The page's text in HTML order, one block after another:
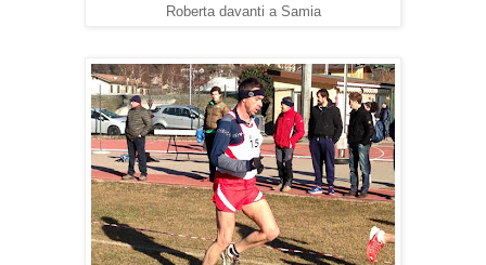
Roberta davanti a Samia